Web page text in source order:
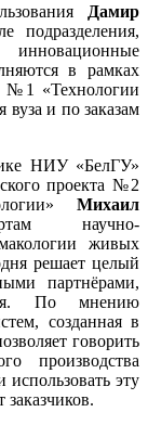
Дамир
подразделения,
инновационные
в рамках
№1 «Технологии
и по заказам
НИУ «БелГУ»
проекта №2
Михаил
научно-
живых
решает целый
партнёрами,
По мнению
созданная в
говорить
производства
эту